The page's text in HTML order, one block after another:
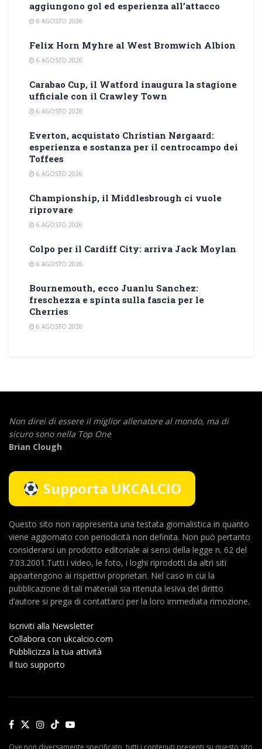
aggiungono gol ed esperienza all’attacco
6 AGOSTO 2026
Felix Horn Myhre al West Bromwich Albion
6 AGOSTO 2026
Carabao Cup, il Watford inaugura la stagione
ufficiale con il Crawley Town
6 AGOSTO 2026
Everton, acquistato Christian Nørgaard:
esperienza e sostanza per il centrocampo dei
Toffees
6 AGOSTO 2026
Championship, il Middlesbrough ci vuole
riprovare
6 AGOSTO 2026
Colpo per il Cardiff City: arriva Jack Moylan
6 AGOSTO 2026
Bournemouth, ecco Juanlu Sanchez:
freschezza e spinta sulla fascia per le
Cherries
6 AGOSTO 2026
Non direi di essere il miglior allenatore al mondo, ma di
sicuro sono nella Top One
Brian Clough
Supporta UKCALCIO
Questo sito non rappresenta una testata giornalistica in quanto
viene aggiornato con periodicità non definita. Non può pertanto
considerarsi un prodotto editoriale ai sensi della legge n. 62 del
7.03.2001.Tutti i video, le foto, i loghi riprodotti da altri siti
appartengono ai rispettivi proprietari. Nel caso in cui la
pubblicazione di tali materiali sia ritenuta lesiva del diritto
d’autore si prega di contattarci per la loro immediata rimozione.
Iscriviti alla Newsletter
Collabora con ukcalcio.com
Pubblicizza la tua attività
Il tuo supporto
Ove non diversamente specificato, tutti i contenuti presenti su questo sito